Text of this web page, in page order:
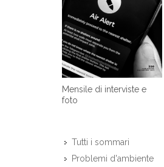
Mensile di interviste e
foto
Tutti i sommari
Problemi d'ambiente